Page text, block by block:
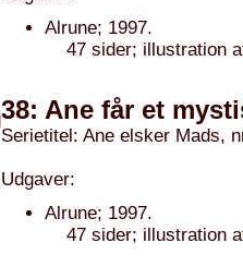
Alrune; 1997.
47 sider; illustration
38: Ane får et
Serietitel: Ane elsker Mads,
Udgaver:
Alrune; 1997.
47 sider; illustration